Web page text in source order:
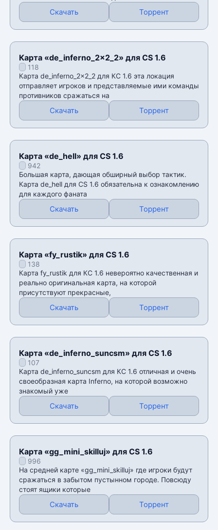
Скачать Торрент
Карта «de_inferno_2x2_2» для CS 1.6
118
Карта de_inferno_2x2_2 для КС 1.6 эта локация
отправляет игроков и представляемые ими команды
противников сражаться на
Скачать Торрент
Карта «de_hell» для CS 1.6
942
Большая карта, дающая обширный выбор тактик.
Карта de_hell для CS 1.6 обязательна к ознакомлению
для каждого фаната
Скачать Торрент
Карта «fy_rustik» для CS 1.6
138
Карта fy_rustik для КС 1.6 невероятно качественная и
реально оригинальная карта, на которой
присутствуют прекрасные,
Скачать Торрент
Карта «de_inferno_suncsm» для CS 1.6
107
Карта de_inferno_suncsm для КС 1.6 отличная и очень
своеобразная карта Inferno, на которой возможно
знакомый уже
Скачать Торрент
Карта «gg_mini_skilluj» для CS 1.6
996
На средней карте «gg_mini_skilluj» где игроки будут
сражаться в забытом пустынном городе. Повсюду
стоят ящики которые
Скачать Торрент